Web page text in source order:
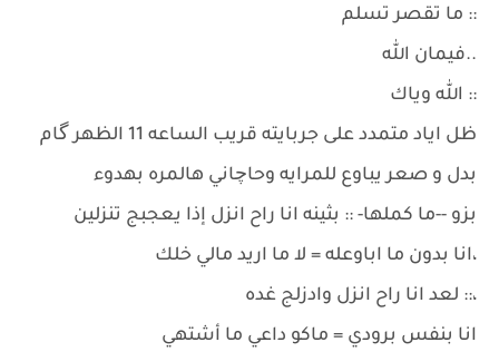
:: ما تقصر تسلم
..فيمان الله
:: الله وياك
ظل اياد متمدد على جربايته قريب الساعه 11 الظهر گام
بدل و صعر يباوع للمرايه وحاچاني هالمره بهدوء
بزو --ما كملها- :: بثينه انا راح انزل إذا يعجبج تنزلين
،انا بدون ما اباوعله = لا ما اريد مالي خلك
،:: لعد انا راح انزل وادزلج غده
انا بنفس برودي = ماكو داعي ما أشتهي